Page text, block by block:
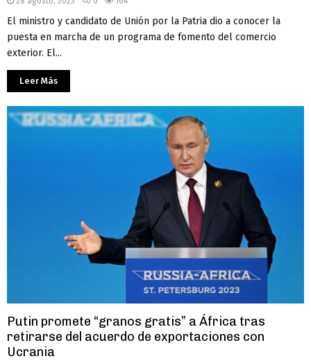
El ministro y candidato de Unión por la Patria dio a conocer la
puesta en marcha de un programa de fomento del comercio
exterior. El...
Leer Más
Putin promete “granos gratis” a África tras
retirarse del acuerdo de exportaciones con
Ucrania